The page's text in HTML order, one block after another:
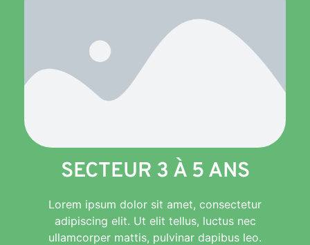
SECTEUR 3 À 5 ANS
Lorem ipsum dolor sit amet, consectetur
adipiscing elit. Ut elit tellus, luctus nec
ullamcorper mattis, pulvinar dapibus leo.